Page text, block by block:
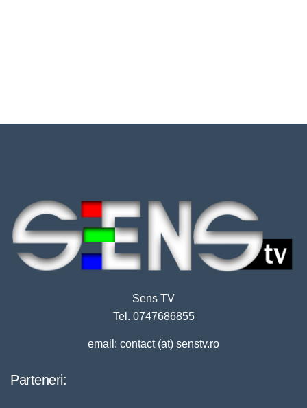
Sens TV
Tel. 0747686855
email: contact (at) senstv.ro
Parteneri: